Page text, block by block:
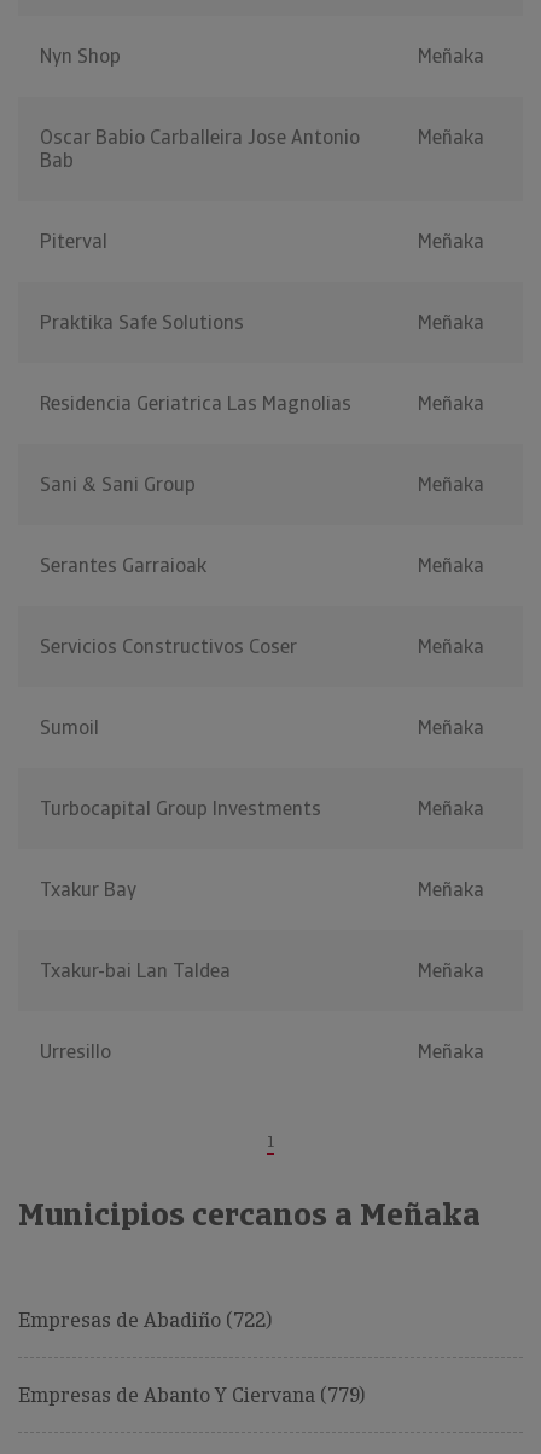
Nyn Shop Meñaka
Oscar Babio Carballeira Jose Antonio
Bab
Meñaka
Piterval Meñaka
Praktika Safe Solutions Meñaka
Residencia Geriatrica Las Magnolias Meñaka
Sani & Sani Group Meñaka
Serantes Garraioak Meñaka
Servicios Constructivos Coser Meñaka
Sumoil Meñaka
Turbocapital Group Investments Meñaka
Txakur Bay Meñaka
Txakur-bai Lan Taldea Meñaka
Urresillo Meñaka
1
Municipios cercanos a Meñaka
Empresas de Abadiño (722)
Empresas de Abanto Y Ciervana (779)